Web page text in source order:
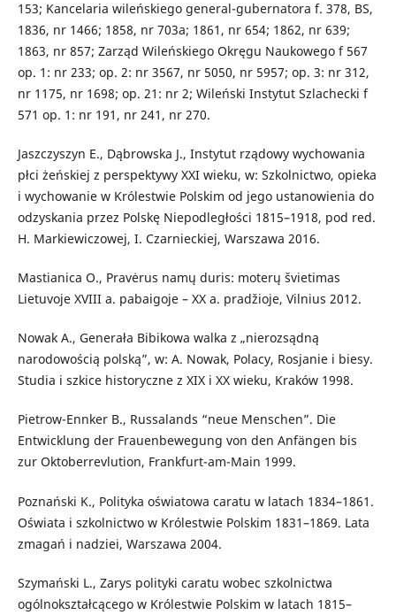
153; Kancelaria wileńskiego general-gubernatora f. 378, BS,
1836, nr 1466; 1858, nr 703a; 1861, nr 654; 1862, nr 639;
1863, nr 857; Zarząd Wileńskiego Okręgu Naukowego f 567
op. 1: nr 233; op. 2: nr 3567, nr 5050, nr 5957; op. 3: nr 312,
nr 1175, nr 1698; op. 21: nr 2; Wileński Instytut Szlachecki f
571 op. 1: nr 191, nr 241, nr 270.
Jaszczyszyn E., Dąbrowska J., Instytut rządowy wychowania
płci żeńskiej z perspektywy XXI wieku, w: Szkolnictwo, opieka
i wychowanie w Królestwie Polskim od jego ustanowienia do
odzyskania przez Polskę Niepodległości 1815–1918, pod red.
H. Markiewiczowej, I. Czarnieckiej, Warszawa 2016.
Mastianica O., Pravėrus namų duris: moterų švietimas
Lietuvoje XVIII a. pabaigoje – XX a. pradžioje, Vilnius 2012.
Nowak A., Generała Bibikowa walka z „nierozsądną
narodowością polską”, w: A. Nowak, Polacy, Rosjanie i biesy.
Studia i szkice historyczne z XIX i XX wieku, Kraków 1998.
Pietrow-Ennker B., Russalands “neue Menschen”. Die
Entwicklung der Frauenbewegung von den Anfängen bis
zur Oktoberrevlution, Frankfurt-am-Main 1999.
Poznański K., Polityka oświatowa caratu w latach 1834–1861.
Oświata i szkolnictwo w Królestwie Polskim 1831–1869. Lata
zmagań i nadziei, Warszawa 2004.
Szymański L., Zarys polityki caratu wobec szkolnictwa
ogólnokształcącego w Królestwie Polskim w latach 1815–